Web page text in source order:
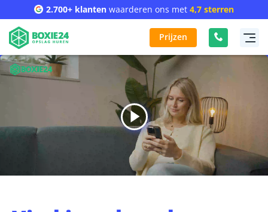
2.700+ klanten waarderen ons met 4,7 sterren
Prijzen